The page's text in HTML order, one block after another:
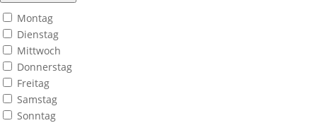
Montag
Dienstag
Mittwoch
Donnerstag
Freitag
Samstag
Sonntag